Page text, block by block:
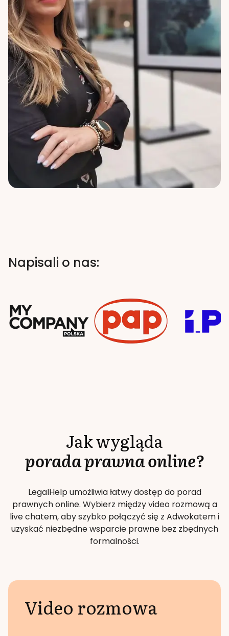
Napisali o nas:
Jak wygląda
porada prawna online?
LegalHelp umożliwia łatwy dostęp do porad
prawnych online. Wybierz między video rozmową a
live chatem, aby szybko połączyć się z Adwokatem i
uzyskać niezbędne wsparcie prawne bez zbędnych
formalności.
Video rozmowa